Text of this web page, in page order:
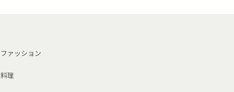
ファッション
料理